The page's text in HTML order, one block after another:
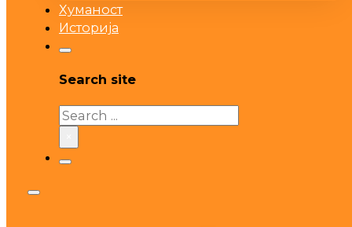
Хуманост
Историја
Search site
Search